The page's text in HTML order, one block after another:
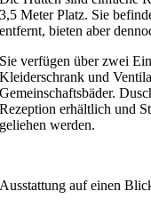
3,5 Meter Platz. Sie
entfernt, bieten aber
Sie verfügen über zwei
Kleiderschrank und
Gemeinschaftsbäder.
Rezeption erhältlich und
geliehen werden.
Ausstattung auf einen